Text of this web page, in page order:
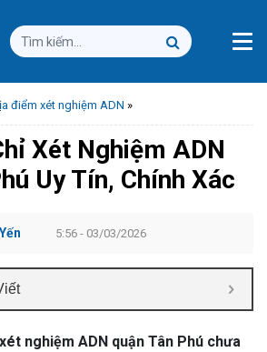
điểm xét nghiệm ADN »
Xét Nghiệm ADN
Uy Tín, Chính Xác
5:56 - 03/03/2026
nghiệm ADN quận Tân Phú chưa